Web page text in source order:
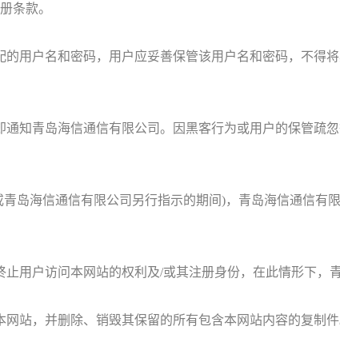
条款。
户名和密码，用户应妥善保管该用户名和密码，不得
青岛海信通信有限公司。因黑客行为或用户的保管疏
海信通信有限公司另行指示的期间)，青岛海信通信有
户访问本网站的权利及/或其注册身份，在此情形下，
，并删除、销毁其保留的所有包含本网站内容的复制件